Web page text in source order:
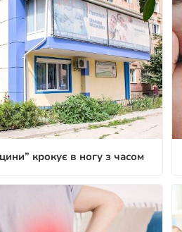
крокує в ногу з часом